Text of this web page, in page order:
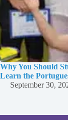
Why You Should
Learn the
September 30,